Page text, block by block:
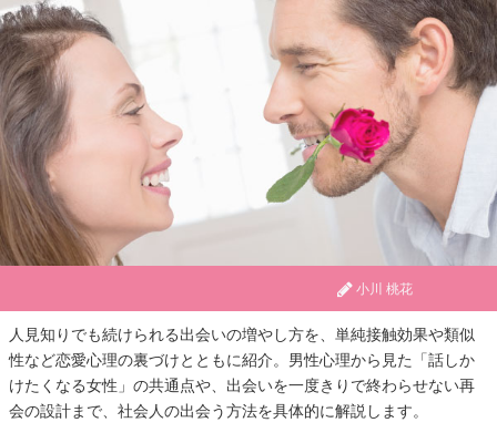
小川 桃花
人見知りでも続けられる出会いの増やし方を、単純接触効果や類似
性など恋愛心理の裏づけとともに紹介。男性心理から見た「話しか
けたくなる女性」の共通点や、出会いを一度きりで終わらせない再
会の設計まで、社会人の出会う方法を具体的に解説します。